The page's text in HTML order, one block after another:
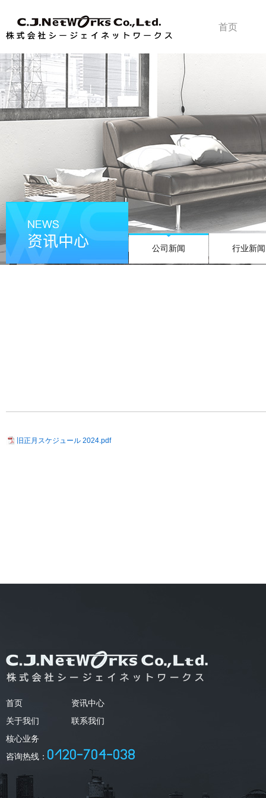
首页
公司新闻 行业新闻
旧正月スケジュール 2024.pdf
首页
资讯中心
关于我们
联系我们
核心业务
咨询热线：